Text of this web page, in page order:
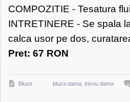
COMPOZITIE - Tesatura
INTRETINERE - Se spala
calca usor pe dos,
Pret: 67 RON
Bluze bluza dama tricou dama